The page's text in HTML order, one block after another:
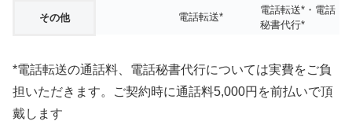
その他 電話転送*
電話転送*・電話
秘書代行*
*電話転送の通話料、電話秘書代行については実費をご負
担いただきます。ご契約時に通話料5,000円を前払いで頂
戴します